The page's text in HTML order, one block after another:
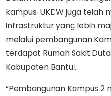
kampus, UKDW juga telah
infrastruktur yang lebih
melalui pembangunan
terdapat Rumah Sakit
Kabupaten Bantul.
“Pembangunan Kampus 2